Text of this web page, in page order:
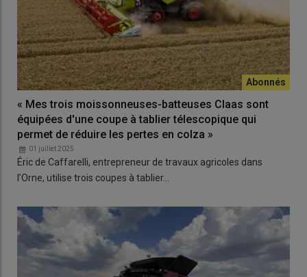
« Mes trois moissonneuses-batteuses Claas sont
équipées d'une coupe à tablier télescopique qui
permet de réduire les pertes en colza »
01 juillet 2025
Éric de Caffarelli, entrepreneur de travaux agricoles dans
l’Orne, utilise trois coupes à tablier…